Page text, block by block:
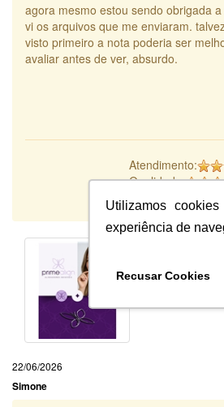
Utilizamos
experiência de
Recusar Cookies
agora mesmo estou sendo obrigada
vi os arquivos que me enviaram.
visto primeiro a nota poderia ser
avaliar antes de ver, absurdo.
Atendimento:
Qualidade:
22/06/2026
Simone